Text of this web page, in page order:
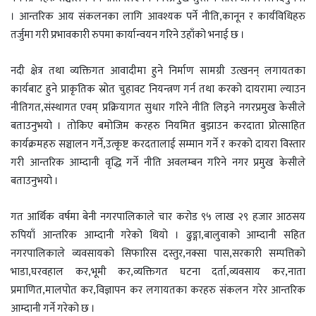
। आन्तरिक आय संकलनका लागि आवश्यक पर्ने नीति,कानून र कार्यविधिहरु
तर्जुमा गरी प्रभावकारी रुपमा कार्यान्वयन गरिने उहाँको भनाई छ ।
नदी क्षेत्र तथा व्यक्तिगत आवादीमा हुने निर्माण सामग्री उत्खनन् लगायतका
कार्यबाट हुने प्राकृतिक स्रोत चुहावट नियन्त्रण गर्न तथा करको दायरामा ल्याउन
नीतिगत,संस्थागत एवम् प्रक्रियागत सुधार गरिने नीति लिइने नगरप्रमुख केसीले
बताउनुभयो । तोकिए बमोजिम करहरु नियमित बुझाउन करदाता प्रोत्साहित
कार्यक्रमहरु सञ्चालन गर्ने,उत्कृष्ट करदतालाई सम्मान गर्ने र करको दायरा विस्तार
गरी आन्तरिक आम्दानी वृद्धि गर्ने नीति अवलम्बन गरिने नगर प्रमुख केसीले
बताउनुभयो ।
गत आर्थिक वर्षमा बेनी नगरपालिकाले चार करोड ९५ लाख २९ हजार आठसय
रुपियाँ आन्तरिक आम्दानी गरेको थियो । ढुङ्गा,बालुवाको आम्दानी सहित
नगरपालिकाले व्यवसायको सिफारिस दस्तुर,नक्सा पास,सरकारी सम्पत्तिको
भाडा,घरवहाल कर,भूमी कर,व्यक्तिगत घटना दर्ता,व्यवसाय कर,नाता
प्रमाणित,मालपोत कर,विज्ञापन कर लगायतका करहरु संकलन गरेर आन्तरिक
आम्दानी गर्ने गरेको छ ।